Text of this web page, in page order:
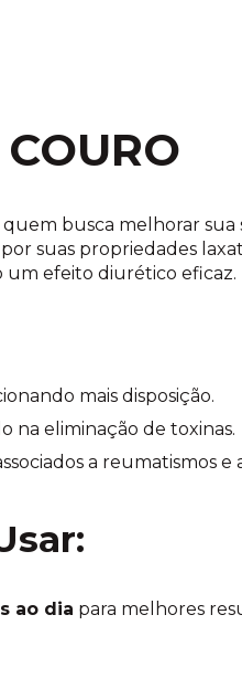
busca melhorar sua
suas propriedades
efeito diurético eficaz.
mais disposição.
na eliminação de toxinas.
a reumatismos e
ao dia para melhores